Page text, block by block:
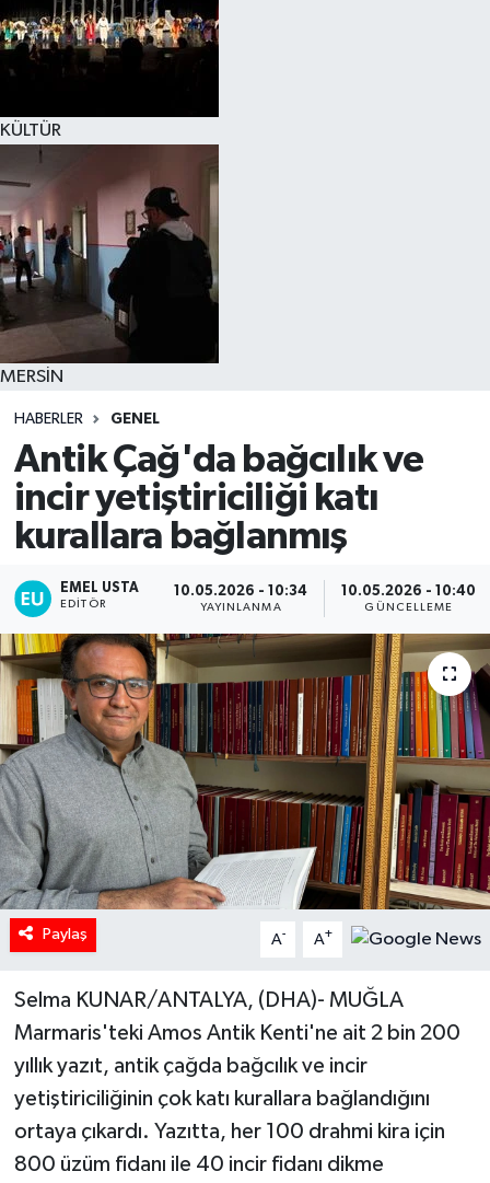
KÜLTÜR
MERSİN
HABERLER GENEL
Antik Çağ'da bağcılık ve
incir yetiştiriciliği katı
kurallara bağlanmış
EMEL USTA
EDITÖR
10.05.2026 - 10:34
YAYINLANMA
10.05.2026 - 10:40
GÜNCELLEME
Paylaş A- A+
Selma KUNAR/ANTALYA, (DHA)- MUĞLA
Marmaris'teki Amos Antik Kenti'ne ait 2 bin 200
yıllık yazıt, antik çağda bağcılık ve incir
yetiştiriciliğinin çok katı kurallara bağlandığını
ortaya çıkardı. Yazıtta, her 100 drahmi kira için
800 üzüm fidanı ile 40 incir fidanı dikme